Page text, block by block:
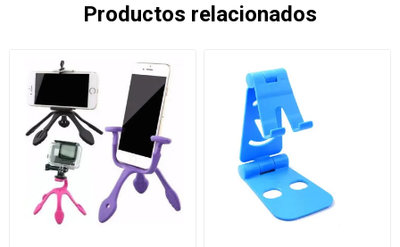
Productos relacionados